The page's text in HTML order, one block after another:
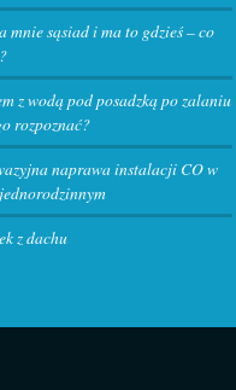
mnie sąsiad i ma to gdzieś – co
z wodą pod posadzką po zalaniu
rozpoznać?
naprawa instalacji CO w
z dachu